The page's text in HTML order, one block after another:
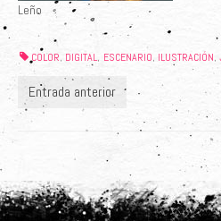
Leño
COLOR, DIGITAL, ESCENARIO, ILUSTRACIÓN,
Entrada anterior